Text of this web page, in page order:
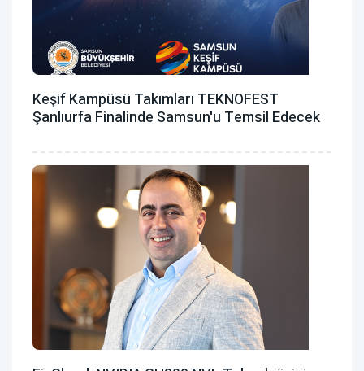
Keşif Kampüsü Takımları TEKNOFEST
Şanlıurfa Finalinde Samsun'u Temsil Edecek